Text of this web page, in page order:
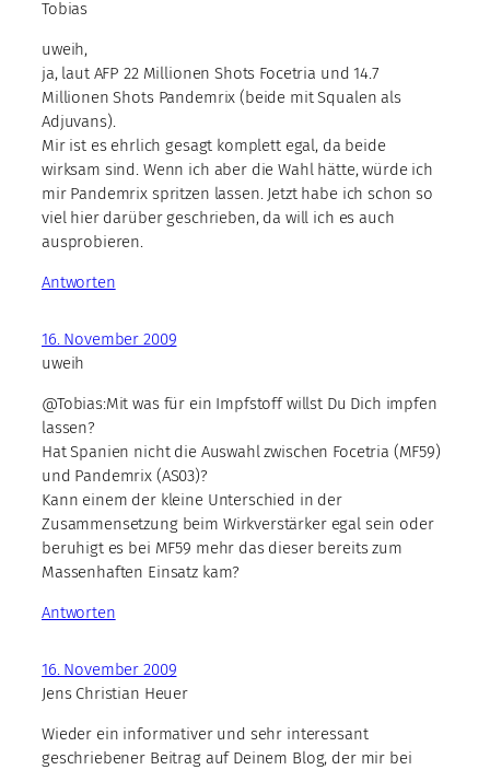
Tobias
uweih,
ja, laut AFP 22 Millionen Shots Focetria und 14.7
Millionen Shots Pandemrix (beide mit Squalen als
Adjuvans).
Mir ist es ehrlich gesagt komplett egal, da beide
wirksam sind. Wenn ich aber die Wahl hätte, würde ich
mir Pandemrix spritzen lassen. Jetzt habe ich schon so
viel hier darüber geschrieben, da will ich es auch
ausprobieren.
Antworten
16. November 2009
uweih
@Tobias:Mit was für ein Impfstoff willst Du Dich impfen
lassen?
Hat Spanien nicht die Auswahl zwischen Focetria (MF59)
und Pandemrix (AS03)?
Kann einem der kleine Unterschied in der
Zusammensetzung beim Wirkverstärker egal sein oder
beruhigt es bei MF59 mehr das dieser bereits zum
Massenhaften Einsatz kam?
Antworten
16. November 2009
Jens Christian Heuer
Wieder ein informativer und sehr interessant
geschriebener Beitrag auf Deinem Blog, der mir bei